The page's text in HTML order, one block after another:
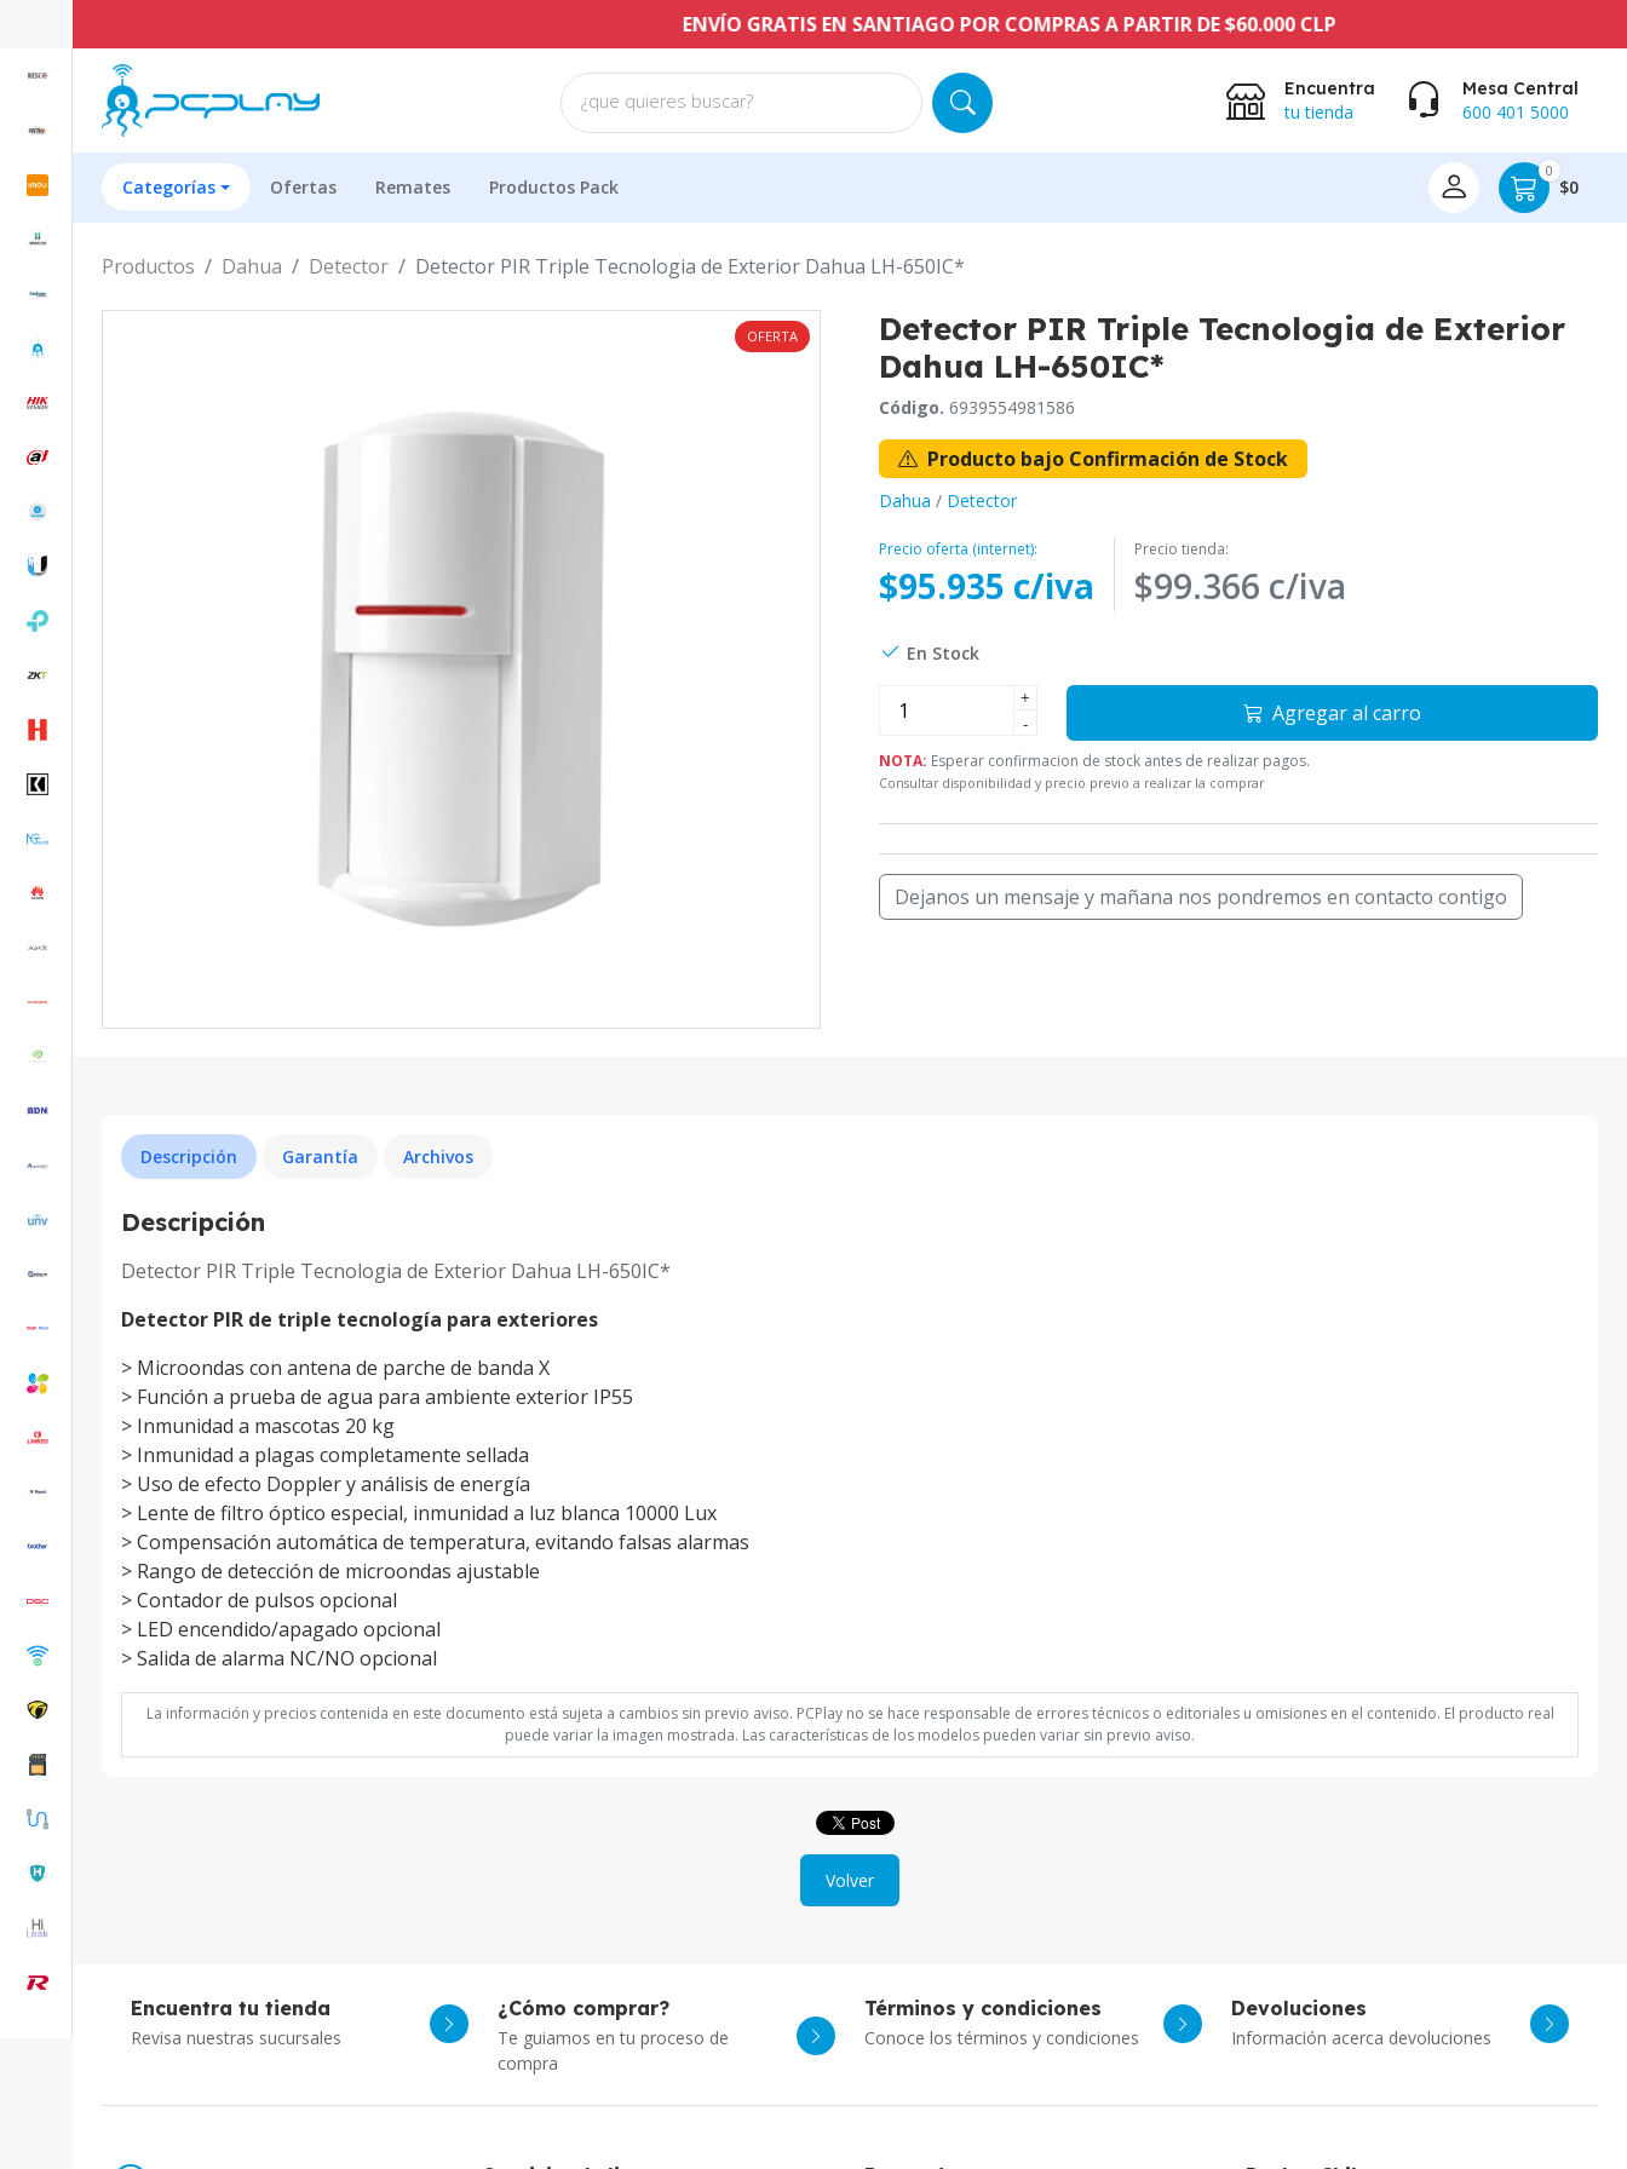
ENVÍO GRATIS EN SANTIAGO POR COMPRAS A PARTIR DE $60.000 CLP
¿que quieres buscar?
Encuentra
tu tienda
Mesa Central
600 401 5000
Categorías Ofertas Remates Productos Pack
0
$0
Productos Dahua Detector Detector PIR Triple Tecnologia de Exterior Dahua LH-650IC*
OFERTA
Detector PIR Triple Tecnologia de Exterior
Dahua LH-650IC*
Código. 6939554981586
Producto bajo Confirmación de Stock
Dahua / Detector
Precio oferta (internet):
$95.935 c/iva
Precio tienda:
$99.366 c/iva
En Stock
+
-
Agregar al carro
NOTA: Esperar confirmacion de stock antes de realizar pagos.
Consultar disponibilidad y precio previo a realizar la comprar
Dejanos un mensaje y mañana nos pondremos en contacto contigo
Descripción Garantía Archivos
Descripción
Detector PIR Triple Tecnologia de Exterior Dahua LH-650IC*
Detector PIR de triple tecnología para exteriores
> Microondas con antena de parche de banda X
> Función a prueba de agua para ambiente exterior IP55
> Inmunidad a mascotas 20 kg
> Inmunidad a plagas completamente sellada
> Uso de efecto Doppler y análisis de energía
> Lente de filtro óptico especial, inmunidad a luz blanca 10000 Lux
> Compensación automática de temperatura, evitando falsas alarmas
> Rango de detección de microondas ajustable
> Contador de pulsos opcional
> LED encendido/apagado opcional
> Salida de alarma NC/NO opcional
La información y precios contenida en este documento está sujeta a cambios sin previo aviso. PCPlay no se hace responsable de errores técnicos o editoriales u omisiones en el contenido. El producto real
puede variar la imagen mostrada. Las características de los modelos pueden variar sin previo aviso.
Volver
Encuentra tu tienda
Revisa nuestras sucursales
¿Cómo comprar?
Te guiamos en tu proceso de
compra
Términos y condiciones
Conoce los términos y condiciones
Devoluciones
Información acerca devoluciones
Chat con IA
PcPlay Santiago / Web